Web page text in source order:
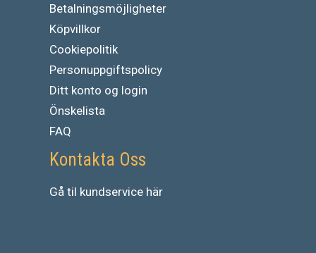
Betalningsmöjligheter
Köpvillkor
Cookiepolitik
Personuppgiftspolicy
Ditt konto og login
Önskelista
FAQ
Kontakta Oss
Gå til kundservice här